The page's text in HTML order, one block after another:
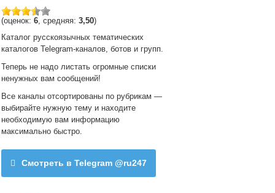
(оценок:6, средняя:3,50)
Каталог русскоязычных тематических
каталогов Telegram-каналов, ботов и групп.
Теперь не надо листать огромные списки
ненужных вам сообщений!
Все каналы отсортированы по рубрикам —
выбирайте нужную тему и находите
необходимую вам информацию
максимально быстро.
Смотреть в Telegram @ru247